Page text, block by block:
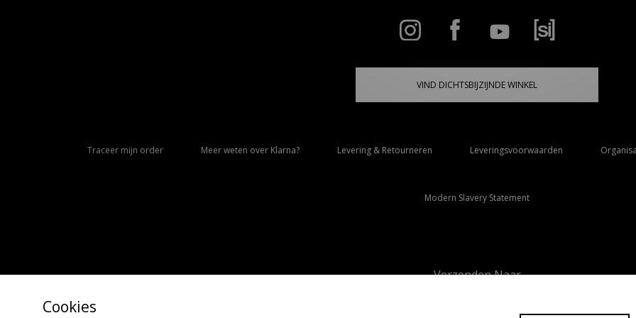
VIND DICHTSBIJZIJNDE WINKEL
Traceer mijn order Meer weten over Klarna? Levering & Retourneren Leveringsvoorwaarden
Modern Slavery Statement
Verzenden Naar
Cookies